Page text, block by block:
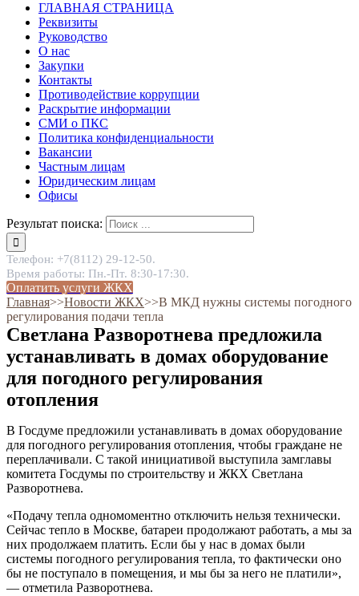
ГЛАВНАЯ СТРАНИЦА
Реквизиты
Руководство
О нас
Закупки
Контакты
Противодействие коррупции
Раскрытие информации
СМИ о ПКС
Политика конфиденциальности
Вакансии
Частным лицам
Юридическим лицам
Офисы
Результат поиска:
Телефон: +7(8112) 29-12-50.
Время работы: Пн.-Пт. 8:30-17:30.
Оплатить услуги ЖКХ
Главная˃˃Новости ЖКХ˃˃В МКД нужны системы погодного
регулирования подачи тепла
Светлана Разворотнева предложила
устанавливать в домах оборудование
для погодного регулирования
отопления
В Госдуме предложили устанавливать в домах оборудование
для погодного регулирования отопления, чтобы граждане не
переплачивали. С такой инициативой выступила замглавы
комитета Госдумы по строительству и ЖКХ Светлана
Разворотнева.
«Подачу тепла одномоментно отключить нельзя технически.
Сейчас тепло в Москве, батареи продолжают работать, а мы за
них продолжаем платить. Если бы у нас в домах были
системы погодного регулирования тепла, то фактически оно
бы не поступало в помещения, и мы бы за него не платили»,
— отметила Разворотнева.